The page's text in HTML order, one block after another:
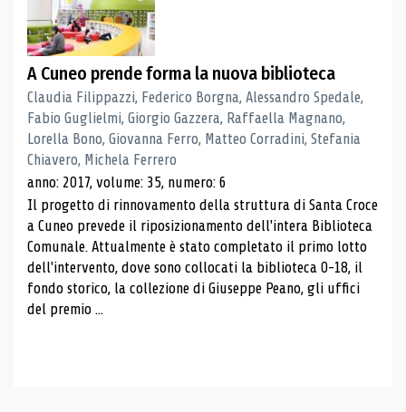
A Cuneo prende forma la nuova biblioteca
Claudia Filippazzi, Federico Borgna, Alessandro Spedale,
Fabio Guglielmi, Giorgio Gazzera, Raffaella Magnano,
Lorella Bono, Giovanna Ferro, Matteo Corradini, Stefania
Chiavero, Michela Ferrero
anno: 2017, volume: 35, numero: 6
Il progetto di rinnovamento della struttura di Santa Croce
a Cuneo prevede il riposizionamento dell'intera Biblioteca
Comunale. Attualmente è stato completato il primo lotto
dell'intervento, dove sono collocati la biblioteca 0-18, il
fondo storico, la collezione di Giuseppe Peano, gli uffici
del premio ...